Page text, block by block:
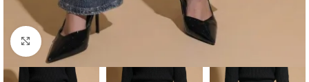
Click to enlarge